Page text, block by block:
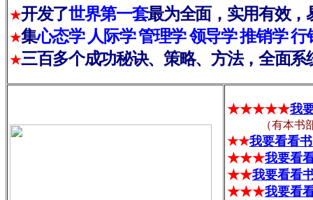
★开发了世界第一套最为全面，实用有效，
★集心态学 人际学 管理学 领导学 推销学 行
★三百多个成功秘诀、策略、方法，全面系
★★★★★我
（有本书部
★★我要看看
★★★我要看
★★我要看看
★★★我要看